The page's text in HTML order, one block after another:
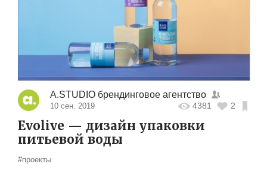
A.STUDIO брендинговое агентство
10 сен. 2019 4381 2
Evolive — дизайн упаковки
питьевой воды
#проекты